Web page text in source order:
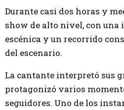
Durante casi dos horas y
show de alto nivel, con
escénica y un recorrido
del escenario.
La cantante interpretó sus
protagonizó varios
seguidores. Uno de los